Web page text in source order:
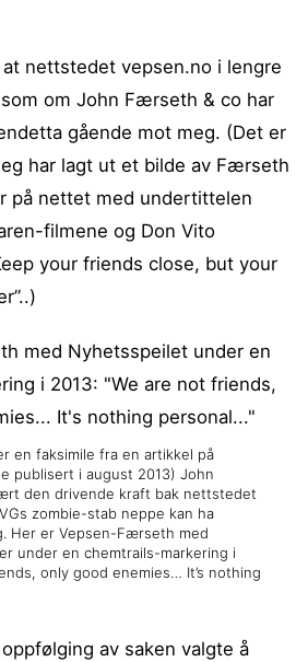
nettstedet vepsen.no i lengre
om John Færseth & co har
gående mot meg. (Det er
har lagt ut et bilde av Færseth
på nettet med undertittelen
filmene og Don Vito
your friends close, but your
en faksimile fra en artikkel på
publisert i august 2013) John
den drivende kraft bak nettstedet
zombie-stab neppe kan ha
Her er Vepsen-Færseth med
under en chemtrails-markering i
only good enemies… It’s nothing
av saken valgte å